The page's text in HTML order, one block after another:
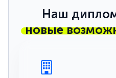
Наш
новые